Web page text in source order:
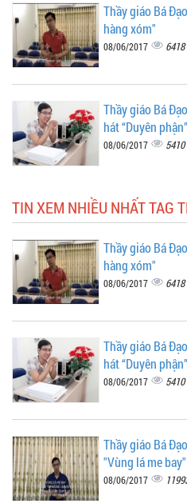
Thầy giáo Bá
hàng xóm"
08/06/2017 6418
Thầy giáo Bá
hát “Duyên phận”
08/06/2017 5410
TIN XEM NHIỀU NHẤT TAG
Thầy giáo Bá
hàng xóm"
08/06/2017 6418
Thầy giáo Bá
hát “Duyên phận”
08/06/2017 5410
Thầy giáo Bá
"Vùng lá me bay"
08/06/2017